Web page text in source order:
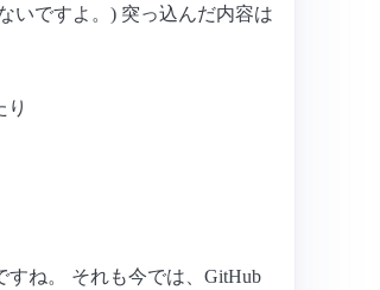
いですよ。) 突っ込んだ内容は
り
ね。 それも今では、GitHub